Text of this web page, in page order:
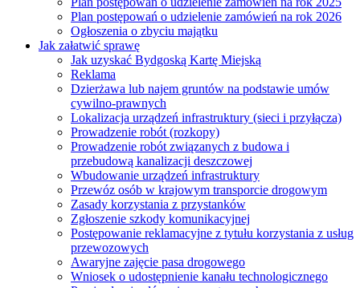
Plan postępowań o udzielenie zamówień na rok 2026
Ogłoszenia o zbyciu majątku
Jak załatwić sprawę
Jak uzyskać Bydgoską Kartę Miejską
Reklama
Dzierżawa lub najem gruntów na podstawie umów
cywilno-prawnych
Lokalizacja urządzeń infrastruktury (sieci i przyłącza)
Prowadzenie robót (rozkopy)
Prowadzenie robót związanych z budowa i
przebudową kanalizacji deszczowej
Wbudowanie urządzeń infrastruktury
Przewóz osób w krajowym transporcie drogowym
Zasady korzystania z przystanków
Zgłoszenie szkody komunikacyjnej
Postępowanie reklamacyjne z tytułu korzystania z usług
przewozowych
Awaryjne zajęcie pasa drogowego
Wniosek o udostępnienie kanału technologicznego